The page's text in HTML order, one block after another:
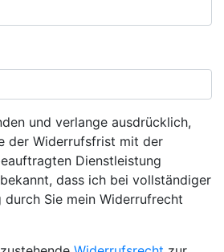
und verlange ausdrücklich,
der Widerrufsfrist mit der
Dienstleistung
dass ich bei vollständiger
Sie mein Widerrufrecht